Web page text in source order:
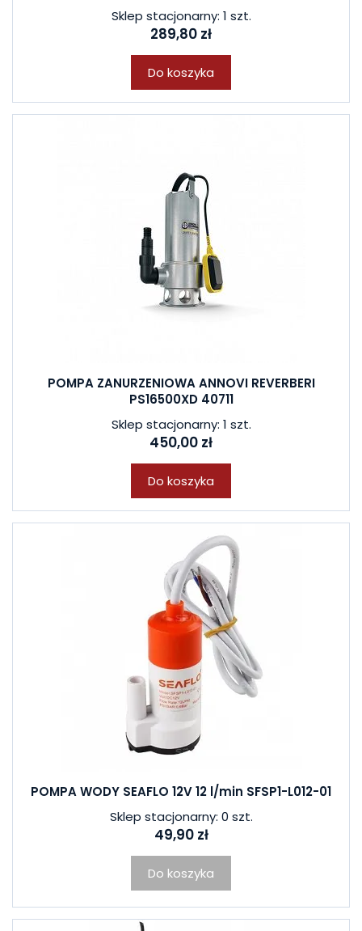
Sklep stacjonarny: 1 szt.
289,80 zł
Do koszyka
POMPA ZANURZENIOWA ANNOVI REVERBERI
PS16500XD 40711
Sklep stacjonarny: 1 szt.
450,00 zł
Do koszyka
POMPA WODY SEAFLO 12V 12 l/min SFSP1-L012-01
Sklep stacjonarny: 0 szt.
49,90 zł
Do koszyka